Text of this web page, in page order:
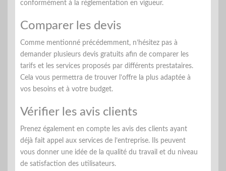
conformément à la réglementation en vigueur.
Comparer les devis
Comme mentionné précédemment, n’hésitez pas à
demander plusieurs devis gratuits afin de comparer les
tarifs et les services proposés par différents prestataires.
Cela vous permettra de trouver l’offre la plus adaptée à
vos besoins et à votre budget.
Vérifier les avis clients
Prenez également en compte les avis des clients ayant
déjà fait appel aux services de l’entreprise. Ils peuvent
vous donner une idée de la qualité du travail et du niveau
de satisfaction des utilisateurs.